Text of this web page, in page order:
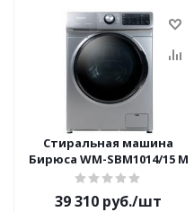
Стиральная машина
Бирюса WM-SBM1014/15 M
39 310 руб./шт